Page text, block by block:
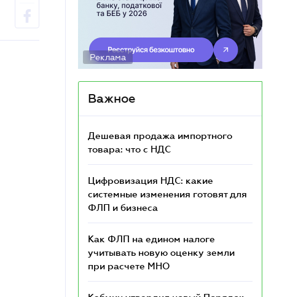
Реклама
Важное
Дешевая продажа импортного
товара: что c НДС
Цифровизация НДС: какие
системные изменения готовят для
ФЛП и бизнеса
Как ФЛП на едином налоге
учитывать новую оценку земли
при расчете МНО